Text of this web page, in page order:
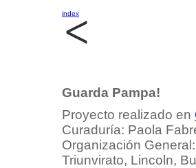
index
Guarda Pampa!
Proyecto realizado en
Curaduría: Paola
Organización
Triunvirato, Lincoln,